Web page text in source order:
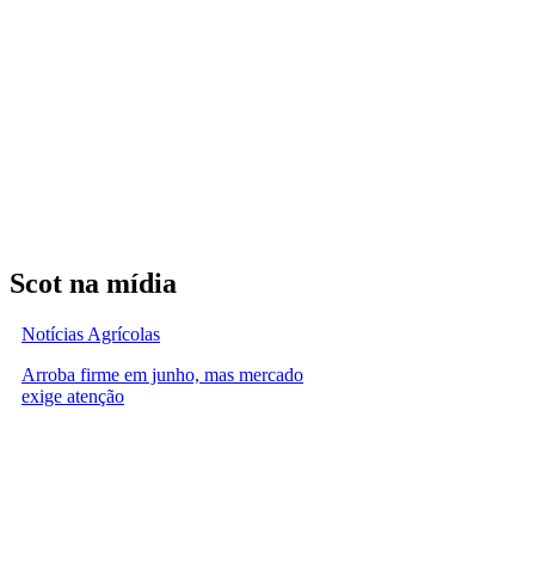
Scot na mídia
Notícias Agrícolas
Arroba firme em junho, mas mercado
exige atenção